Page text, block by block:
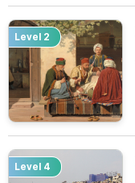
Level 2
Level 4